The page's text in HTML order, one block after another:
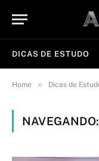
DICAS DE ESTUDO
Home » Dicas de
NAVEGANDO: